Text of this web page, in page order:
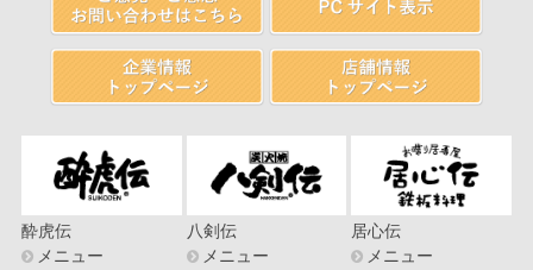
酔虎伝
メニュー
八剣伝
メニュー
居心伝
メニュー